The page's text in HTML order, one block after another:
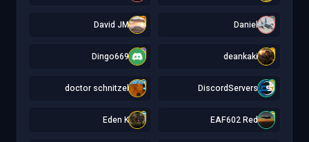
D
Daniel
D
David JM
d
deankaki
D
Dingo669
D
DiscordServers
d
doctor schnitzel
E
EAF602 Red
E
Eden K